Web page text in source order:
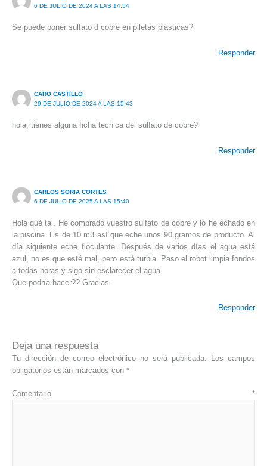
6 DE JULIO DE 2024 A LAS 14:54
Se puede poner sulfato d cobre en piletas plásticas?
Responder
CARO CASTILLO
29 DE JULIO DE 2024 A LAS 15:43
hola, tienes alguna ficha tecnica del sulfato de cobre?
Responder
CARLOS SORIA CORTES
6 DE JULIO DE 2025 A LAS 15:40
Hola qué tal. He comprado vuestro sulfato de cobre y lo he echado en
la.piscina. Es de 10 m3 así que eche unos 90 gramos de producto. Al
día siguiente eche floculante. Después de varios días el agua está
azul, no es que esté mal, pero está turbia. Paso el robot limpia fondos
a todas horas y sigo sin esclarecer el agua.
Que podría hacer?? Gracias.
Responder
Deja una respuesta
Tu dirección de correo electrónico no será publicada.
Los campos
obligatorios están marcados con *
Comentario *